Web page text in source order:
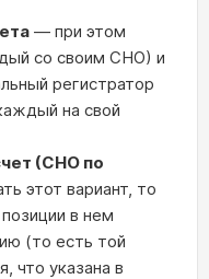
— при этом
со своим СНО) и
регистратор
на свой
(СНО по
этот вариант, то
в нем
(то есть той
что указана в